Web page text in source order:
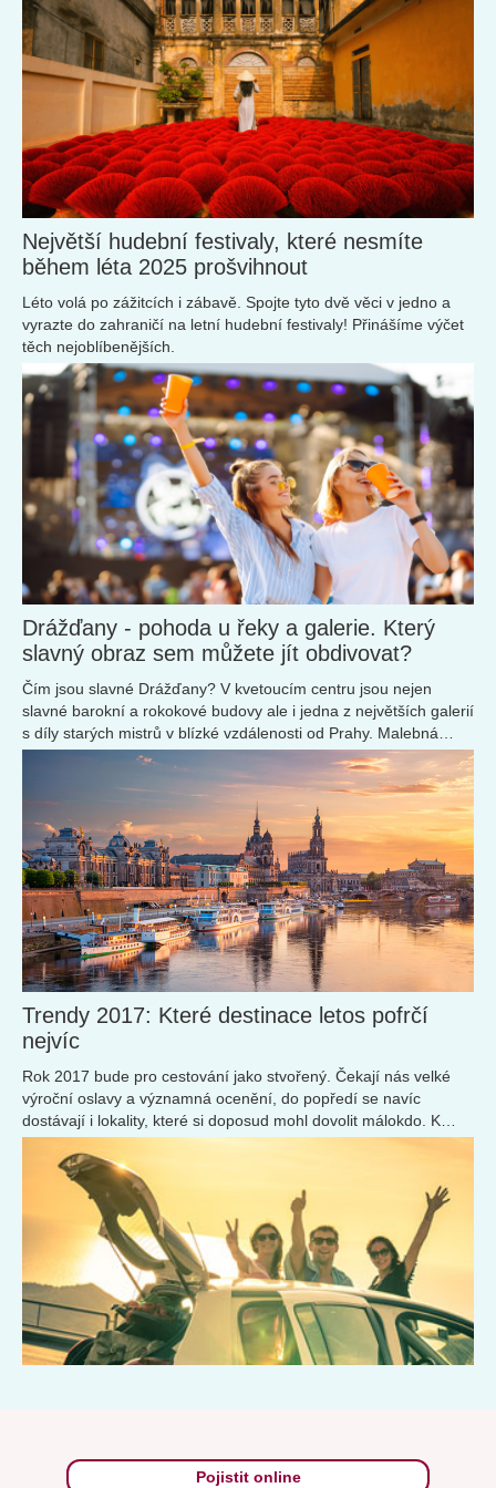
Největší hudební festivaly, které nesmíte
během léta 2025 prošvihnout
Léto volá po zážitcích i zábavě. Spojte tyto dvě věci v jedno a
vyrazte do zahraničí na letní hudební festivaly! Přinášíme výčet
těch nejoblíbenějších.
Drážďany - pohoda u řeky a galerie. Který
slavný obraz sem můžete jít obdivovat?
Čím jsou slavné Drážďany? V kvetoucím centru jsou nejen
slavné barokní a rokokové budovy ale i jedna z největších galerií
s díly starých mistrů v blízké vzdálenosti od Prahy. Malebná
krajina u řeky Labe a živá kulturní scéna přitahují návštěvníky z
Trendy 2017: Které destinace letos pofrčí
nejvíc
Rok 2017 bude pro cestování jako stvořený. Čekají nás velké
výroční oslavy a významná ocenění, do popředí se navíc
dostávají i lokality, které si doposud mohl dovolit málokdo. K
tomu i Google přinesl zajímavá ...
Pojistit online